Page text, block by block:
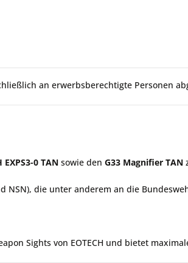
an erwerbsberechtigte Personen
EXPS3-0 TAN sowie den G33 Magnifier TAN
die unter anderem an die
Sights von EOTECH und bietet